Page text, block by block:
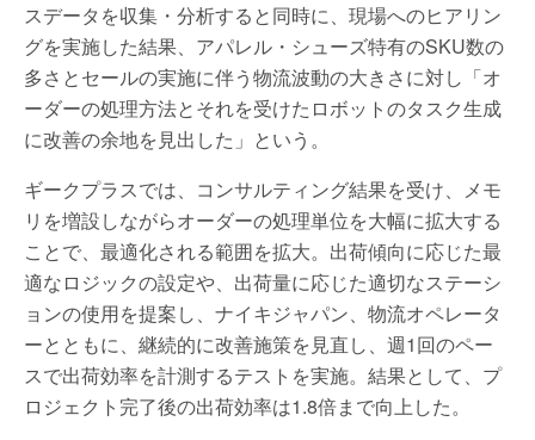
スデータを収集・分析すると同時に、現場へのヒアリン
グを実施した結果、アパレル・シューズ特有のSKU数の
多さとセールの実施に伴う物流波動の大きさに対し「オ
ーダーの処理方法とそれを受けたロボットのタスク生成
に改善の余地を見出した」という。
ギークプラスでは、コンサルティング結果を受け、メモ
リを増設しながらオーダーの処理単位を大幅に拡大する
ことで、最適化される範囲を拡大。出荷傾向に応じた最
適なロジックの設定や、出荷量に応じた適切なステーシ
ョンの使用を提案し、ナイキジャパン、物流オペレータ
ーとともに、継続的に改善施策を見直し、週1回のペー
スで出荷効率を計測するテストを実施。結果として、プ
ロジェクト完了後の出荷効率は1.8倍まで向上した。